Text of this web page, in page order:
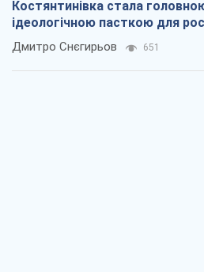
Костянтинівка стала
ідеологічною пасткою для
окупантів
Дмитро Снєгирьов 651